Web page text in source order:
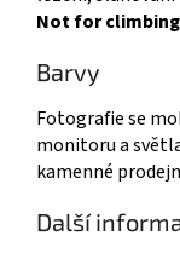
Not for
Barvy
Fotografie se
monitoru a
kamenné
Další